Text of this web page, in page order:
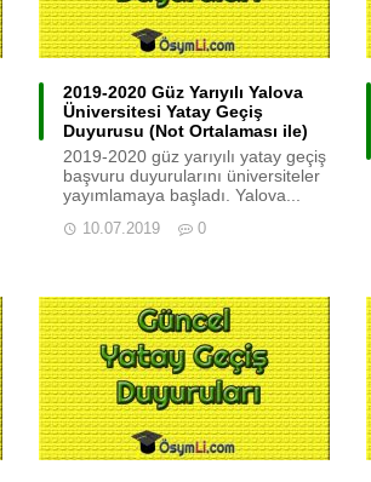
2019-2020 Güz Yarıyılı Yalova
Üniversitesi Yatay Geçiş
Duyurusu (Not Ortalaması ile)
2019-2020 güz yarıyılı yatay geçiş
başvuru duyurularını üniversiteler
yayımlamaya başladı. Yalova...
10.07.2019 0